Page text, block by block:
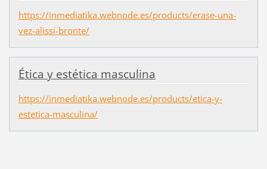
https://inmediatika.webnode.es/products/erase-una-
vez-alissi-bronte/
Ética y estética masculina
https://inmediatika.webnode.es/products/etica-y-
estetica-masculina/